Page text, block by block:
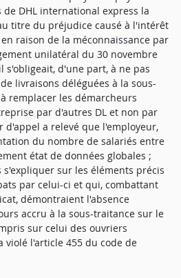
de DHL international express la
titre du préjudice causé à l'intérêt
raison de la méconnaissance par
unilatéral du 30 novembre
s'obligeait, d'une part, à ne pas
livraisons déléguées à la sous-
remplacer les démarcheurs
par d'autres DL et non par
d'appel a relevé que l'employeur,
du nombre de salariés entre
état de données globales ;
sur les éléments précis
par celui-ci et qui, combattant
démontraient l'absence
accru à la sous-traitance sur le
sur celui des ouvriers
violé l'article 455 du code de